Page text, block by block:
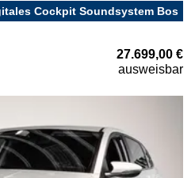
Cockpit Soundsystem Bos
27.699,00 €
ausweisbar